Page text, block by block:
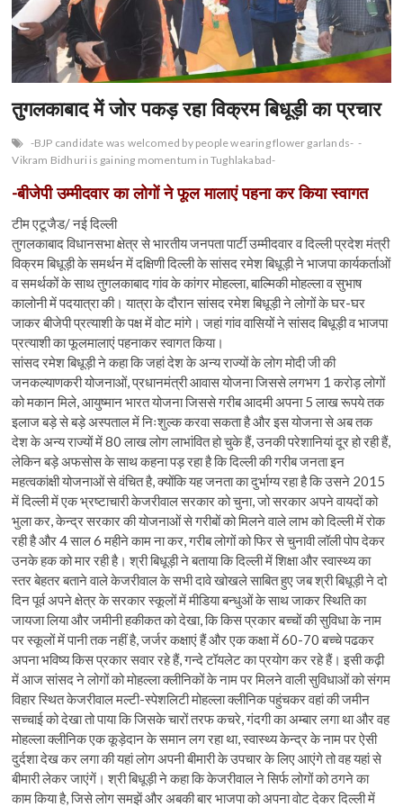
तुगलकाबाद में जोर पकड़ रहा विक्रम बिधूड़ी का प्रचार
-BJP candidate was welcomed by people wearing flower garlands- -
Vikram Bidhuri is gaining momentum in Tughlakabad-
-बीजेपी उम्मीदवार का लोगों ने फूल मालाएं पहना कर किया स्वागत
टीम एटूजैड/ नई दिल्ली
तुगलकाबाद विधानसभा क्षेत्र से भारतीय जनपता पार्टी उम्मीदवार व दिल्ली प्रदेश मंत्री
विक्रम बिधूड़ी के समर्थन में दक्षिणी दिल्ली के सांसद रमेश बिधूड़ी ने भाजपा कार्यकर्ताओं
व समर्थकों के साथ तुगलकाबाद गांव के कांगर मोहल्ला, बाल्मिकी मोहल्ला व सुभाष
कालोनी में पदयात्रा की। यात्रा के दौरान सांसद रमेश बिधूड़ी ने लोगों के घर-घर
जाकर बीजेपी प्रत्याशी के पक्ष में वोट मांगे। जहां गांव वासियों ने सांसद बिधूड़ी व भाजपा
प्रत्याशी का फूलमालाएं पहनाकर स्वागत किया।
सांसद रमेश बिधूड़ी ने कहा कि जहां देश के अन्य राज्यों के लोग मोदी जी की
जनकल्याणकरी योजनाओं, प्रधानमंत्री आवास योजना जिससे लगभग 1 करोड़ लोगों
को मकान मिले, आयुष्मान भारत योजना जिससे गरीब आदमी अपना 5 लाख रूपये तक
इलाज बड़े से बड़े अस्पताल में निःशुल्क करवा सकता है और इस योजना से अब तक
देश के अन्य राज्यों में 80 लाख लोग लाभांवित हो चुके हैं, उनकी परेशानियां दूर हो रही हैं,
लेकिन बड़े अफसोस के साथ कहना पड़ रहा है कि दिल्ली की गरीब जनता इन
महत्वकांक्षी योजनाओं से वंचित है, क्योंकि यह जनता का दुर्भाग्य रहा है कि उसने 2015
में दिल्ली में एक भ्रष्टाचारी केजरीवाल सरकार को चुना, जो सरकार अपने वायदों को
भुला कर, केन्द्र सरकार की योजनाओं से गरीबों को मिलने वाले लाभ को दिल्ली में रोक
रही है और 4 साल 6 महीने काम ना कर, गरीब लोगों को फिर से चुनावी लॉली पोप देकर
उनके हक को मार रही है। श्री बिधूड़ी ने बताया कि दिल्ली में शिक्षा और स्वास्थ्य का
स्तर बेहतर बताने वाले केजरीवाल के सभी दावे खोखले साबित हुए जब श्री बिधूड़ी ने दो
दिन पूर्व अपने क्षेत्र के सरकार स्कूलों में मीडिया बन्धुओं के साथ जाकर स्थिति का
जायजा लिया और जमीनी हकीकत को देखा, कि किस प्रकार बच्चों की सुविधा के नाम
पर स्कूलों में पानी तक नहीं है, जर्जर कक्षाएं हैं और एक कक्षा में 60-70 बच्चे पढकर
अपना भविष्य किस प्रकार सवार रहे हैं, गन्दे टॉयलेट का प्रयोग कर रहे हैं। इसी कढ़ी
में आज सांसद ने लोगों को मोहल्ला क्लीनिकों के नाम पर मिलने वाली सुविधाओं को संगम
विहार स्थित केजरीवाल मल्टी-स्पेशलिटी मोहल्ला क्लीनिक पहुंचकर वहां की जमीन
सच्चाई को देखा तो पाया कि जिसके चारों तरफ कचरे, गंदगी का अम्बार लगा था और वह
मोहल्ला क्लीनिक एक कूड़ेदान के समान लग रहा था, स्वास्थ्य केन्द्र के नाम पर ऐसी
दुर्दशा देख कर लगा की यहां लोग अपनी बीमारी के उपचार के लिए आएंगे तो वह यहां से
बीमारी लेकर जाएंगें। श्री बिधूड़ी ने कहा कि केजरीवाल ने सिर्फ लोगों को ठगने का
काम किया है, जिसे लोग समझें और अबकी बार भाजपा को अपना वोट देकर दिल्ली में